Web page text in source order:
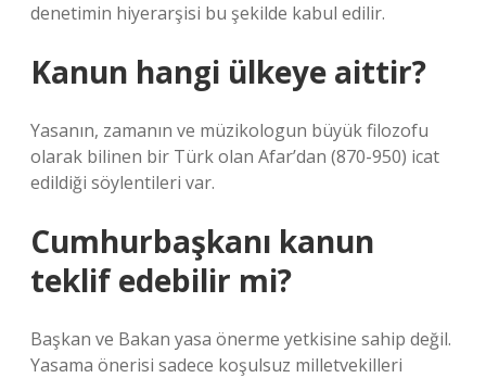
denetimin hiyerarşisi bu şekilde kabul edilir.
Kanun hangi ülkeye aittir?
Yasanın, zamanın ve müzikologun büyük filozofu
olarak bilinen bir Türk olan Afar’dan (870-950) icat
edildiği söylentileri var.
Cumhurbaşkanı kanun
teklif edebilir mi?
Başkan ve Bakan yasa önerme yetkisine sahip değil.
Yasama önerisi sadece koşulsuz milletvekilleri